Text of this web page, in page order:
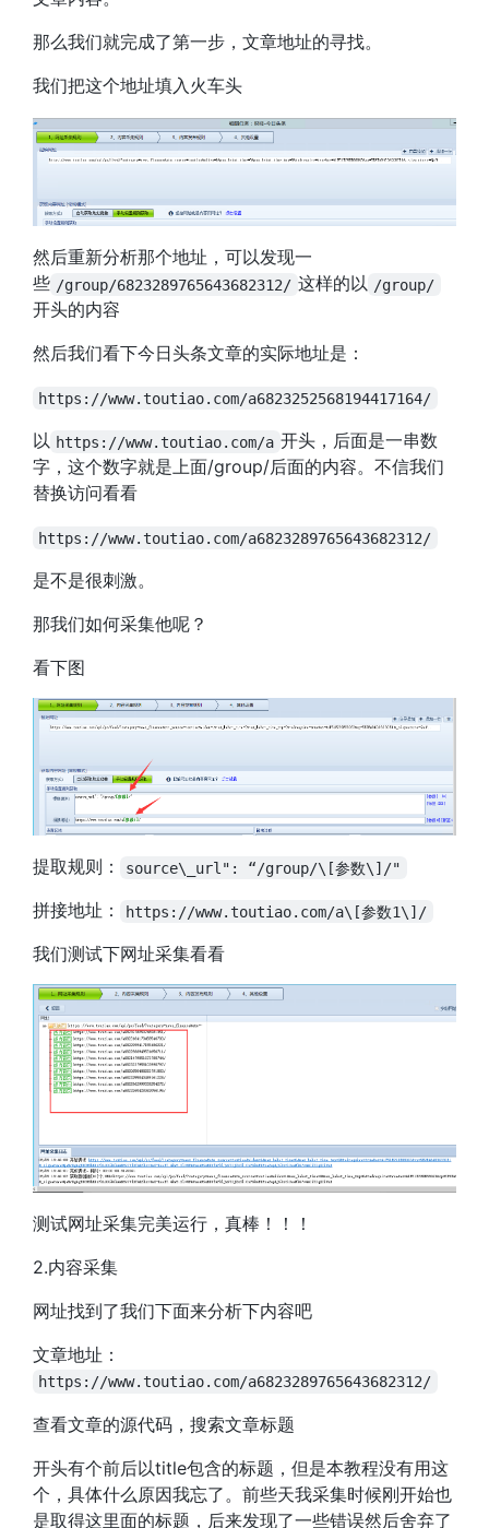
那么我们就完成了第一步，文章地址的寻找。
我们把这个地址填入火车头
然后重新分析那个地址，可以发现一
些 /group/6823289765643682312/ 这样的以 /group/
开头的内容
然后我们看下今日头条文章的实际地址是：
https://www.toutiao.com/a6823252568194417164/
以 https://www.toutiao.com/a 开头，后面是一串数
字，这个数字就是上面/group/后面的内容。不信我们
替换访问看看
https://www.toutiao.com/a6823289765643682312/
是不是很刺激。
那我们如何采集他呢？
看下图
提取规则： source\_url": “/group/\[参数\]/"
拼接地址： https://www.toutiao.com/a\[参数1\]/
我们测试下网址采集看看
测试网址采集完美运行，真棒！！！
2.内容采集
网址找到了我们下面来分析下内容吧
文章地址：
https://www.toutiao.com/a6823289765643682312/
查看文章的源代码，搜索文章标题
开头有个前后以title包含的标题，但是本教程没有用这
个，具体什么原因我忘了。前些天我采集时候刚开始也
是取得这里面的标题，后来发现了一些错误然后舍弃了